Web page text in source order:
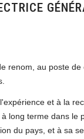
renom, au poste
et à la
long terme dans
du pays, et à sa